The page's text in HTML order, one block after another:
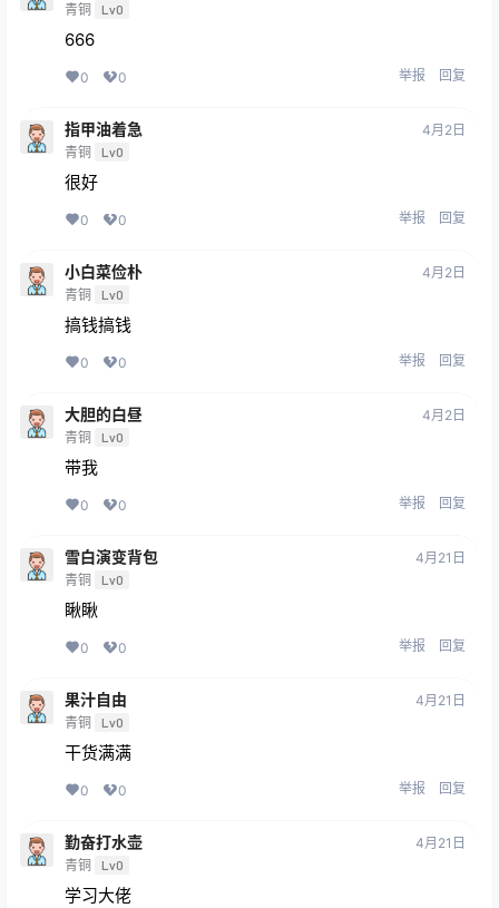
青铜 Lv0
666
0 0 举报 回复
指甲油着急
青铜 Lv0
4月2日
很好
0 0 举报 回复
小白菜俭朴
青铜 Lv0
4月2日
搞钱搞钱
0 0 举报 回复
大胆的白昼
青铜 Lv0
4月2日
带我
0 0 举报 回复
雪白演变背包
青铜 Lv0
4月21日
瞅瞅
0 0 举报 回复
果汁自由
青铜 Lv0
4月21日
干货满满
0 0 举报 回复
勤奋打水壶
青铜 Lv0
4月21日
学习大佬